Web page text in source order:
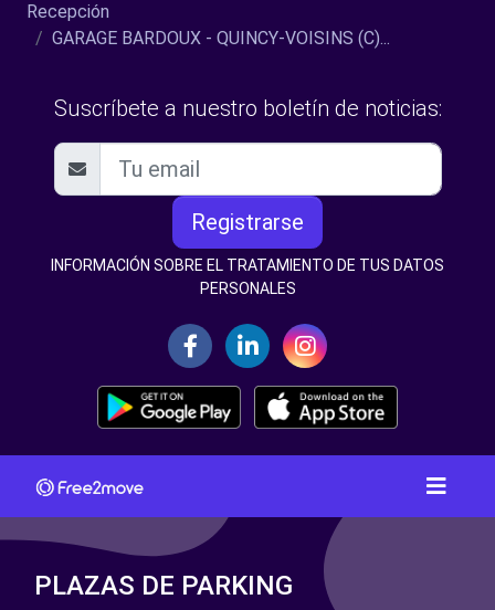
Recepción
GARAGE BARDOUX - QUINCY-VOISINS (C)...
Suscríbete a nuestro boletín de noticias:
Registrarse
INFORMACIÓN SOBRE EL TRATAMIENTO DE TUS DATOS
PERSONALES
PLAZAS DE PARKING